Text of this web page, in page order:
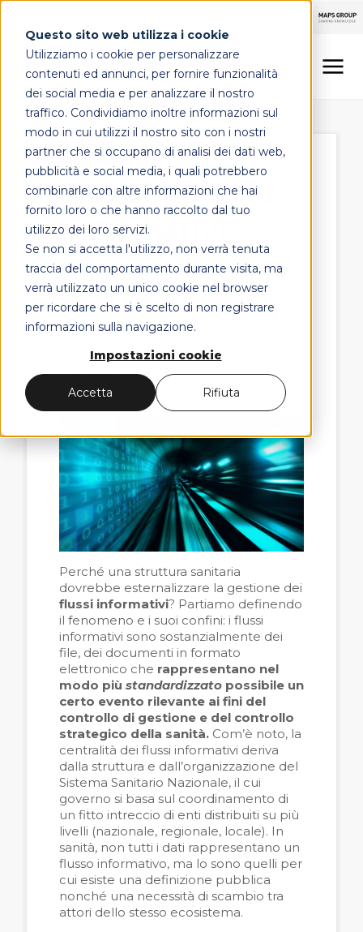
Questo sito web utilizza i cookie
Utilizziamo i cookie per personalizzare
contenuti ed annunci, per fornire funzionalità
dei social media e per analizzare il nostro
traffico. Condividiamo inoltre informazioni sul
modo in cui utilizzi il nostro sito con i nostri
partner che si occupano di analisi dei dati web,
pubblicità e social media, i quali potrebbero
combinarle con altre informazioni che hai
fornito loro o che hanno raccolto dal tuo
utilizzo dei loro servizi.
Se non si accetta l'utilizzo, non verrà tenuta
traccia del comportamento durante visita, ma
verrà utilizzato un unico cookie nel browser
per ricordare che si è scelto di non registrare
informazioni sulla navigazione.
Impostazioni cookie
Accetta Rifiuta
LINEE DI OFFERTA
MAPS HEALTHCARE
FOCUS
CONTATTI
Flussi
informativi:
perché dovresti
esternalizzarli
il 21 luglio 2020
Data Driven Governance
Perché una struttura sanitaria
dovrebbe esternalizzare la gestione dei
flussi informativi? Partiamo definendo
il fenomeno e i suoi confini: i flussi
informativi sono sostanzialmente dei
file, dei documenti in formato
elettronico che rappresentano nel
modo più standardizzato possibile un
certo evento rilevante ai fini del
controllo di gestione e del controllo
strategico della sanità. Com’è noto, la
centralità dei flussi informativi deriva
dalla struttura e dall’organizzazione del
Sistema Sanitario Nazionale, il cui
governo si basa sul coordinamento di
un fitto intreccio di enti distribuiti su più
livelli (nazionale, regionale, locale). In
sanità, non tutti i dati rappresentano un
flusso informativo, ma lo sono quelli per
cui esiste una definizione pubblica
nonché una necessità di scambio tra
attori dello stesso ecosistema.